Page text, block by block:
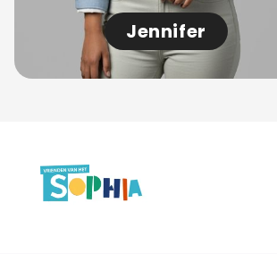
Jennifer